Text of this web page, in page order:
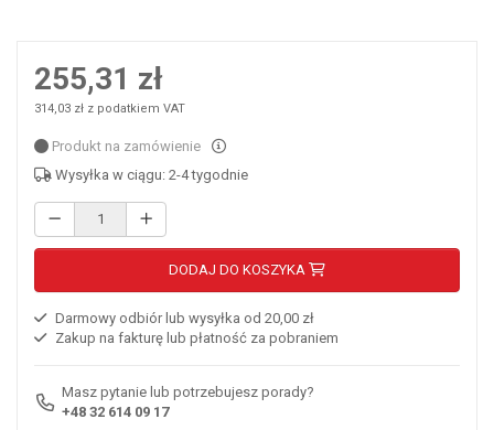
255,31 zł
314,03 zł z podatkiem VAT
Produkt na zamówienie
Wysyłka w ciągu: 2-4 tygodnie
DODAJ DO KOSZYKA
Darmowy odbiór lub wysyłka od 20,00 zł
Zakup na fakturę lub płatność za pobraniem
Masz pytanie lub potrzebujesz porady?
+48 32 614 09 17